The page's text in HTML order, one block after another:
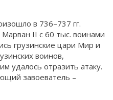
в 736–737 гг.
II с 60 тыс. воинами
грузинские цари Мир и
воинов,
удалось отразить атаку.
завоеватель –